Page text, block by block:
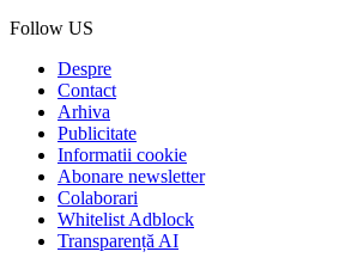
Follow US
Despre
Contact
Arhiva
Publicitate
Informatii cookie
Abonare newsletter
Colaborari
Whitelist Adblock
Transparență AI